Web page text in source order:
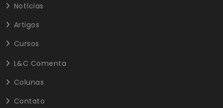
Notícias
Artigos
Cursos
L&C Comenta
Colunas
Contato